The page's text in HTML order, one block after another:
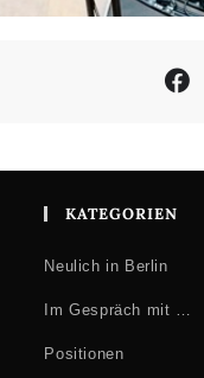
KATEGORIEN
Neulich in Berlin
Im Gespräch mit …
Positionen